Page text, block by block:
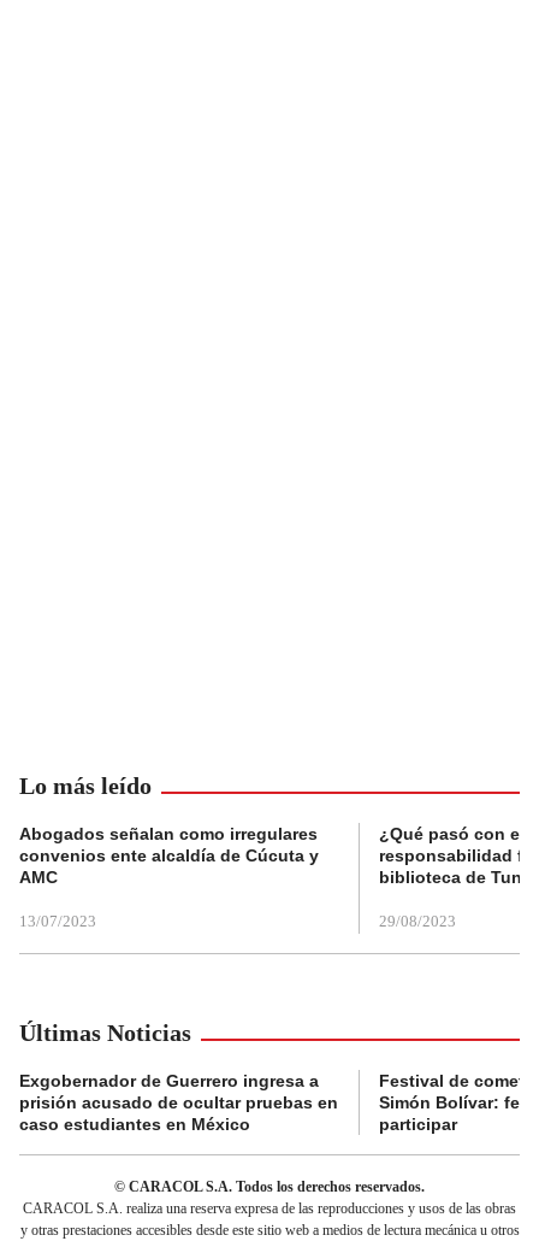
Lo más leído
Abogados señalan como irregulares
convenios ente alcaldía de Cúcuta y
AMC
13/07/2023
¿Qué pasó con el
responsabilidad
biblioteca de
29/08/2023
Últimas Noticias
Exgobernador de Guerrero ingresa a
prisión acusado de ocultar pruebas en
caso estudiantes en México
Festival de
Simón Bolívar:
participar
© CARACOL S.A. Todos los derechos reservados.
CARACOL S.A. realiza una reserva expresa de las reproducciones y usos de las obras
y otras prestaciones accesibles desde este sitio web a medios de lectura mecánica u otros